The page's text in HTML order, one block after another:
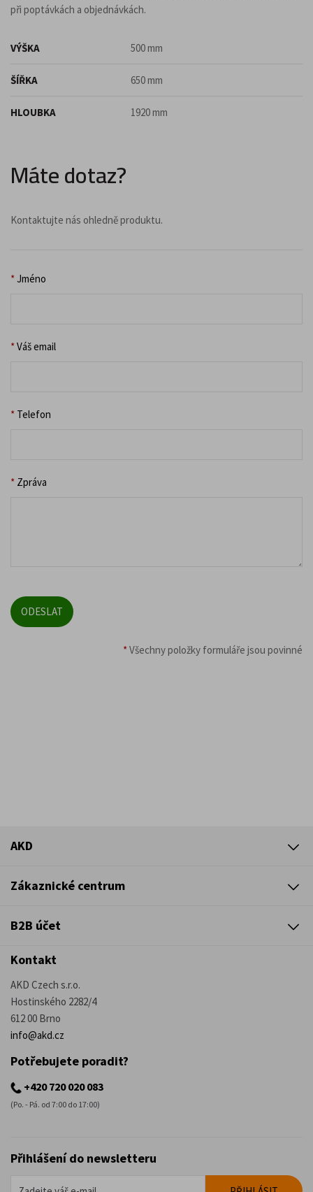
při poptávkách a objednávkách.
VÝŠKA 500 mm
ŠÍŘKA 650 mm
HLOUBKA 1920 mm
Máte dotaz?
Kontaktujte nás ohledně produktu.
*Jméno
*Váš email
* Telefon
* Zpráva
*Všechny položky formuláře jsou povinné
AKD
Zákaznické centrum
B2B účet
Kontakt
AKD Czech s.r.o.
Hostinského 2282/4
612 00 Brno
info@akd.cz
Potřebujete poradit?
+420 720 020 083
(Po. - Pá. od 7:00 do 17:00)
Přihlášení do newsletteru